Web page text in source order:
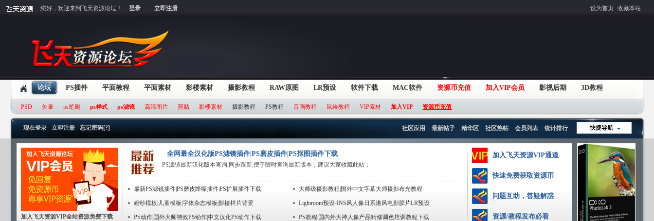
您好，欢迎来到飞天资源论坛！ 登录 立即注册 设为首页 收藏本站
论坛 PS插件 平面教程 平面素材 影楼素材 摄影教程 RAW原图 LR预设 软件下载 MAC软件 资源币充值 加入VIP会员 影视后期 3D教程
PSD 矢量 ps笔刷 ps样式 ps滤镜 高清图片 剪贴 影楼素材 摄影教程 PS教程 音画教程 鼠绘教程 VIP素材 加入VIP 资源币充值
快捷导航
现在登录 立即注册 忘记密码[?] 社区应用 最新帖子 精华区 社区热帖 会员列表 统计排行
全网最全汉化版PS滤镜插件|PS磨皮插件|PS抠图插件下载
PS滤镜最新汉化版本查询,同步跟新;便于随时查询最新版本；建议大家收藏此帖；
加入飞天资源VIP全站资源免费下载
最新PS滤镜插件|PS磨皮降噪插件|PS扩展插件下载 大师级摄影教程|国外中文字幕大师摄影布光教程
婚纱模板|儿童模板|字体杂志模板|影楼样片背景 Lightroom预设-INS风人像日系港风电影胶片LR预设
PS动作|国外大师特效PS动作|中文汉化PS动作下载 PS教程|国内外大神人像产品精修调色培训教程下载
加入飞天资源VIP通道
快速免费获取资源币
问题互助，答疑解惑
资源/教程发布必看